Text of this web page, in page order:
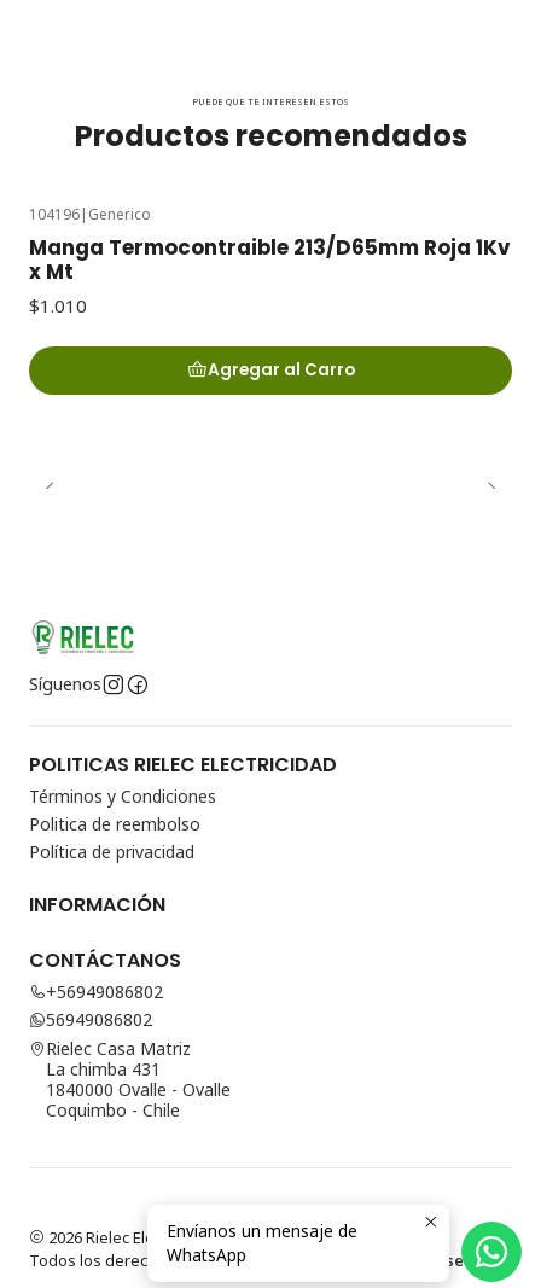
PUEDE QUE TE INTERESEN ESTOS
Productos recomendados
104196| Generico
Manga Termocontraible 213/D65mm Roja 1Kv
x Mt
$1.010
Agregar al Carro
Síguenos
POLITICAS RIELEC ELECTRICIDAD
Términos y Condiciones
Politica de reembolso
Política de privacidad
INFORMACIÓN
CONTÁCTANOS
+56949086802
56949086802
Rielec Casa Matriz
La chimba 431
1840000 Ovalle - Ovalle
Coquimbo - Chile
2026 Rielec Electricidad.
Todos los derechos reservados.
Desarrollado por Jumpseller.
Envíanos un mensaje de
WhatsApp